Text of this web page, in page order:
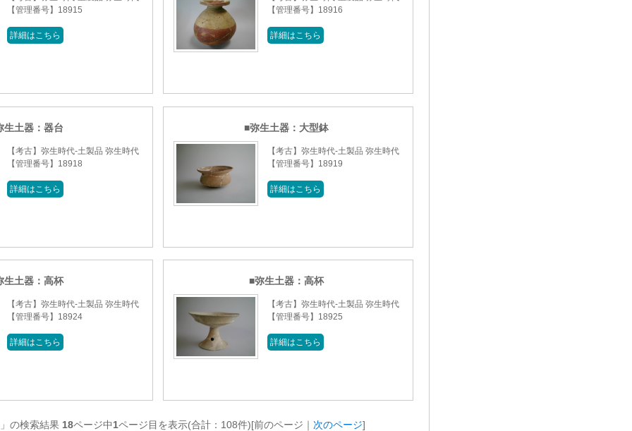
【管理番号】18915
詳細はこちら
【管理番号】18916
詳細はこちら
生土器：器台
【考古】弥生時代-土製品 弥生時代
【管理番号】18918
詳細はこちら
弥生土器：大型鉢
【考古】弥生時代-土製品 弥生時代
【管理番号】18919
詳細はこちら
生土器：高杯
【考古】弥生時代-土製品 弥生時代
【管理番号】18924
詳細はこちら
弥生土器：高杯
【考古】弥生時代-土製品 弥生時代
【管理番号】18925
詳細はこちら
の検索結果 18ページ中1ページ目を表示(合計：108件)[前のページ｜ 次のページ]